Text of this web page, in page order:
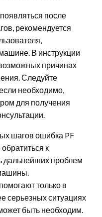
после
рекомендуется
В инструкции
причинах
Следуйте
необходимо,
для получения
шагов ошибка PF
к
дальнейших проблем
только в
серьезных ситуациях
быть необходим.